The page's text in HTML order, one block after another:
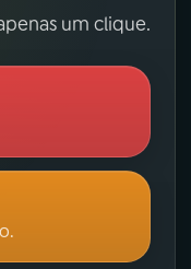
um clique.